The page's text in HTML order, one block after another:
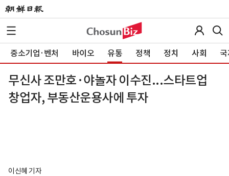
중소기업·벤처 바이오 유통 정책 정치 사회
무신사 조만호·야놀자 이수진...스타트업
창업자, 부동산운용사에 투자
이신혜 기자